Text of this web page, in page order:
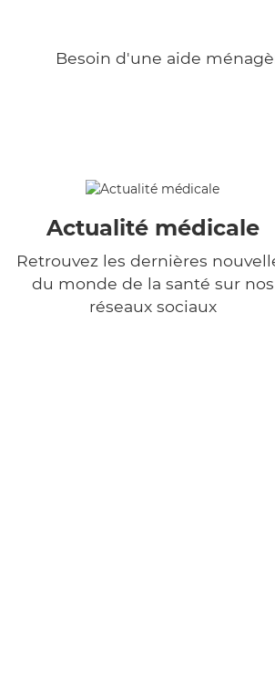
Besoin d'une aide
Actualité médicale
Retrouvez les dernières
du monde de la santé sur nos
réseaux sociaux